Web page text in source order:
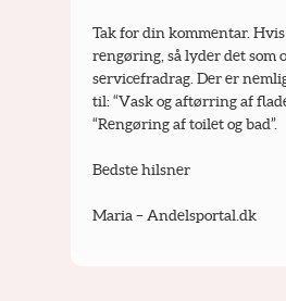
Tak for din kommentar.
rengøring, så lyder det som
servicefradrag. Der er
til: “Vask og aftørring af
“Rengøring af toilet og bad”.
Bedste hilsner
Maria – Andelsportal.dk